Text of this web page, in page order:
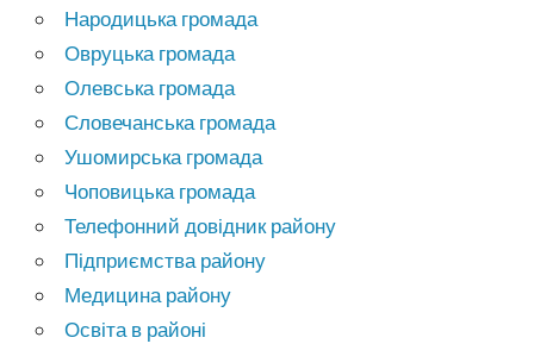
Народицька громада
Овруцька громада
Олевська громада
Словечанська громада
Ушомирська громада
Чоповицька громада
Телефонний довідник району
Підприємства району
Медицина району
Освіта в районі